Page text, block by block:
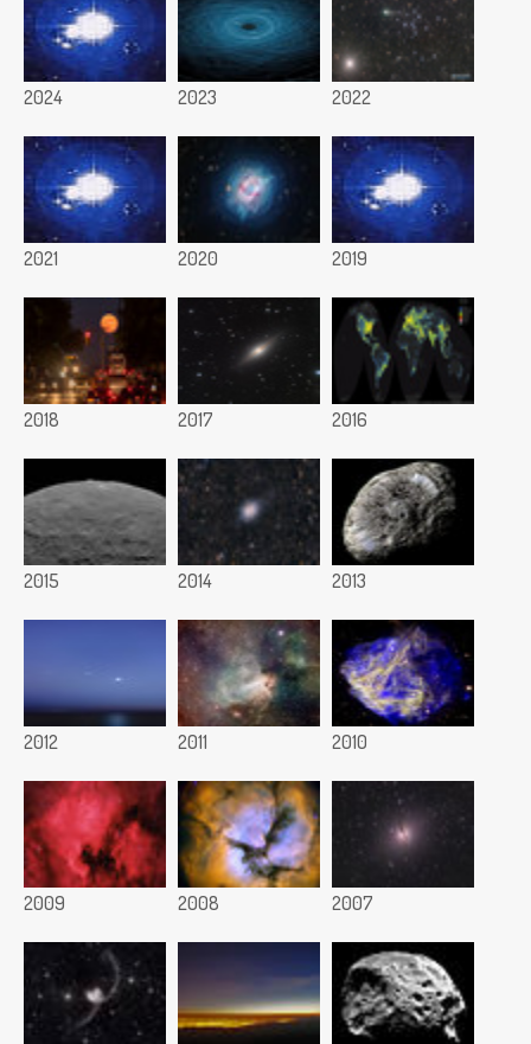
2024 2023 2022
2021 2020 2019
2018 2017 2016
2015 2014 2013
2012 2011 2010
2009 2008 2007